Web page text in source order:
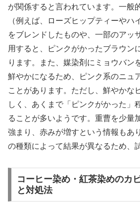
が関係すると言われています。一般
（例えば、ローズヒップティーやハ
をブレンドしたものや、一部のアッ
用すると、ピンクがかったブラウン
ります。また、媒染剤にミョウバン
鮮やかになるため、ピンク系のニュ
ことがあります。ただし、鮮やかな
しく、あくまで「ピンクがかった」
ることが多いようです。重曹を少量
強まり、赤みが増すという情報もあ
の種類によって結果が異なるため、
コーヒー染め・紅茶染めのカ
と対処法